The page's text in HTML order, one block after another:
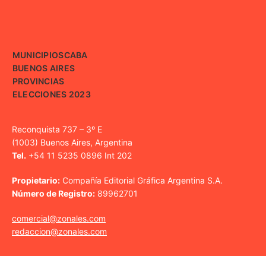
MUNICIPIOSCABA
BUENOS AIRES
PROVINCIAS
ELECCIONES 2023
Reconquista 737 – 3º E
(1003) Buenos Aires, Argentina
Tel. +54 11 5235 0896 Int 202
Propietario: Compañía Editorial Gráfica Argentina S.A.
Número de Registro: 89962701
comercial@zonales.com
redaccion@zonales.com